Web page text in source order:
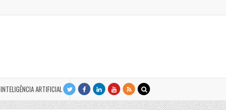
INTELIGÊNCIA ARTIFICIAL